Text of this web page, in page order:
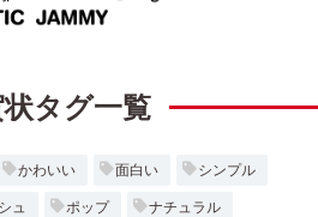
タグ一覧
かわいい 面白い シンプル
ュ ポップ ナチュラル